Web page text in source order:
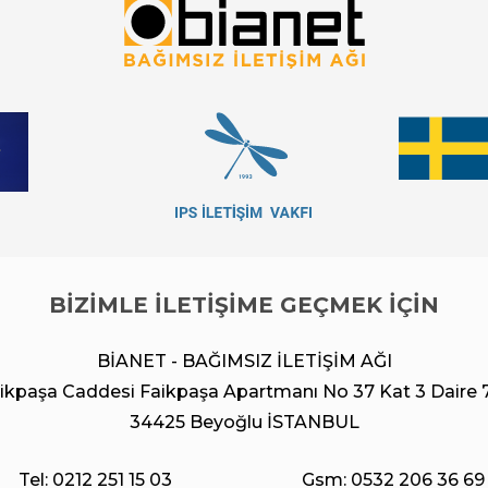
BİZİMLE İLETİŞİME GEÇMEK İÇİN
BİANET - BAĞIMSIZ İLETİŞİM AĞI
Caddesi Faikpaşa Apartmanı No 37 Kat 3 Daire
34425 Beyoğlu İSTANBUL
Tel: 0212 251 15 03 Gsm: 0532 206 36 69